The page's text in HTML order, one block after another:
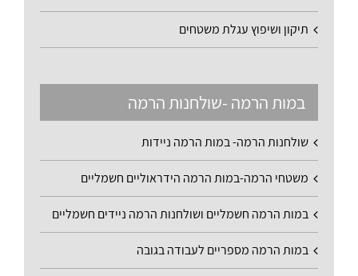
תיקון ושיפוץ עגלת משטחים
במות הרמה -שולחנות הרמה
שולחנות הרמה- במות הרמה ניידות
משטחי הרמה-במות הרמה הידראוליים חשמליים
במות הרמה חשמליים ושולחנות הרמה ניידים חשמליים
במות הרמה מספריים לעבודה בגובה